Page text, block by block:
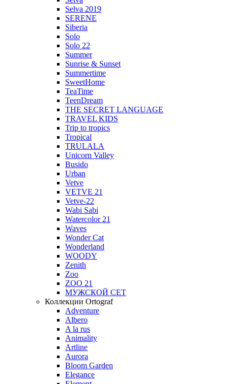
Selva 2019
SERENE
Siberia
Solo
Solo 22
Summer
Sunrise & Sunset
Summertime
SweetHome
TeaTime
TeenDream
THE SECRET LANGUAGE
TRAVEL KIDS
Trip to tropics
Tropical
TRULALA
Unicorn Valley
Busido
Urban
Vetve
VETVE 21
Vetve-22
Wabi Sabi
Watercolor 21
Waves
Wonder Cat
Wonderland
WOODY
Zenith
Zoo
ZOO 21
МУЖСКОЙ СЕТ
Коллекции Ortograf
Adventure
Albero
A la rus
Animality
Artline
Aurora
Bloom Garden
Elegance